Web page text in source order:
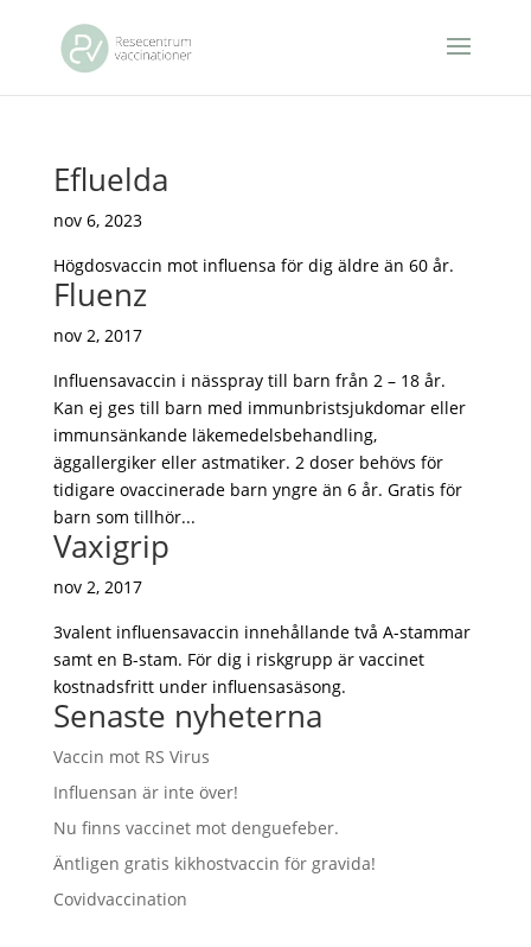
Efluelda
nov 6, 2023
Högdosvaccin mot influensa för dig äldre än 60 år.
Fluenz
nov 2, 2017
Influensavaccin i nässpray till barn från 2 – 18 år.
Kan ej ges till barn med immunbristsjukdomar eller
immunsänkande läkemedelsbehandling,
äggallergiker eller astmatiker. 2 doser behövs för
tidigare ovaccinerade barn yngre än 6 år. Gratis för
barn som tillhör...
Vaxigrip
nov 2, 2017
3valent influensavaccin innehållande två A-stammar
samt en B-stam. För dig i riskgrupp är vaccinet
kostnadsfritt under influensasäsong.
Senaste nyheterna
Vaccin mot RS Virus
Influensan är inte över!
Nu finns vaccinet mot denguefeber.
Äntligen gratis kikhostvaccin för gravida!
Covidvaccination